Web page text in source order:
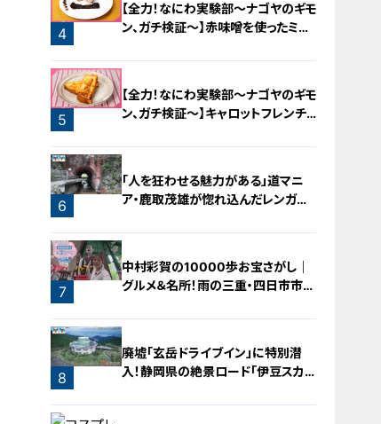
4
【全力！なにわ実験部～ナゴヤのギモ
ン、ガチ検証～】赤味噌を使ったミル
5
【全力！なにわ実験部～ナゴヤのギモ
ン、ガチ検証～】キャロットフレンチ
6
「人を狂わせる魅力がある」道マニ
ア・鹿取茂雄が惚れ込んだレンガの
7
中村彩賀の10000歩お宝さがし｜
グルメ＆名所！雨の三重・四日市市で
8
廃墟「玄岳ドライブイン」に特別潜
入！静岡県の絶景ロード「伊豆スカイ